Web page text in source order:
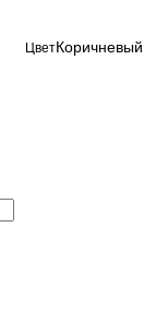
ЦветКоричневый